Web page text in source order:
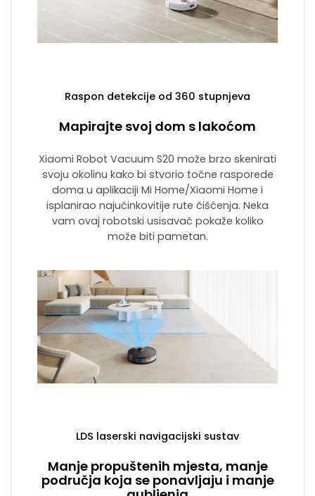
Raspon detekcije od 360 stupnjeva
Mapirajte svoj dom s lakoćom
Xiaomi Robot Vacuum S20 može brzo skenirati
svoju okolinu kako bi stvorio točne rasporede
doma u aplikaciji Mi Home/Xiaomi Home i
isplanirao najučinkovitije rute čišćenja. Neka
vam ovaj robotski usisavač pokaže koliko
može biti pametan.
LDS laserski navigacijski sustav
Manje propuštenih mjesta, manje
područja koja se ponavljaju i manje